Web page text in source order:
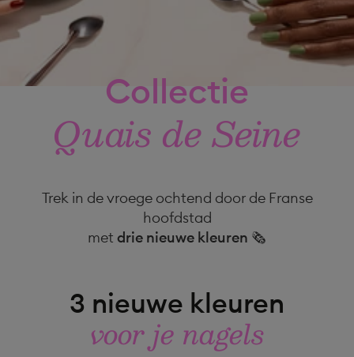
Collectie
Quais de Seine
Trek in de vroege ochtend door de Franse
hoofdstad
met drie nieuwe kleuren 🗞
3 nieuwe kleuren
voor je nagels